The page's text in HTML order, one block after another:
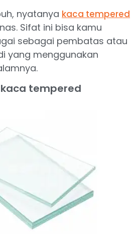
nyatanya kaca tempered
Sifat ini bisa kamu
sebagai pembatas atau
yang menggunakan
tempered